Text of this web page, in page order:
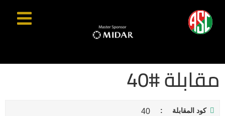
مقابلة #40
كود المقابلة 40